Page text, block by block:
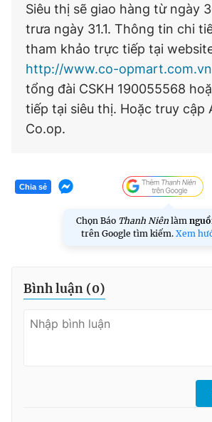
Siêu thị sẽ giao hàng từ ngày
trưa ngày 31.1. Thông tin chi
tham khảo trực tiếp tại
http://www.co-opmart.com.vn
tổng đài CSKH 190055568
tiếp tại siêu thị. Hoặc truy cập
Co.op.
Chia sẻ
Chọn Báo Thanh Niên làm
trên Google tìm kiếm. Xem
Bình luận (0)